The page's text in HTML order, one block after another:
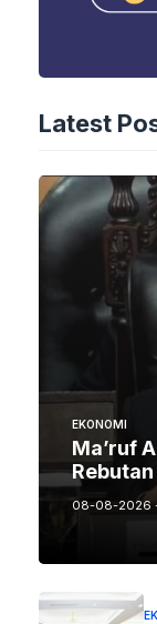
Latest
EKONOMI
Ma’ruf
08-08-2026